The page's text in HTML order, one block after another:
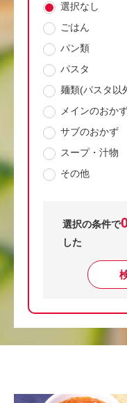
選択なし
ごはん
パン類
パスタ
麺類(パスタ以
メインのおか
サブのおかず
スープ・汁物
その他
選択の条件で
した